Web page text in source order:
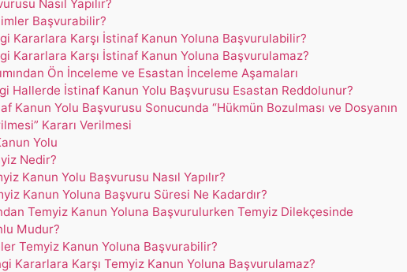
Nasıl Yapılır?
Başvurabilir?
Kararlara Karşı İstinaf Kanun Yoluna Başvurulabilir?
Kararlara Karşı İstinaf Kanun Yoluna Başvurulamaz?
Ön İnceleme ve Esastan İnceleme Aşamaları
Hallerde İstinaf Kanun Yolu Başvurusu Esastan Reddolunur?
Kanun Yolu Başvurusu Sonucunda “Hükmün Bozulması ve Dosyanın
Kararı Verilmesi
Yolu
Nedir?
Kanun Yolu Başvurusu Nasıl Yapılır?
Kanun Yoluna Başvuru Süresi Ne Kadardır?
Temyiz Kanun Yoluna Başvurulurken Temyiz Dilekçesinde
Mudur?
Temyiz Kanun Yoluna Başvurabilir?
Kararlara Karşı Temyiz Kanun Yoluna Başvurulamaz?